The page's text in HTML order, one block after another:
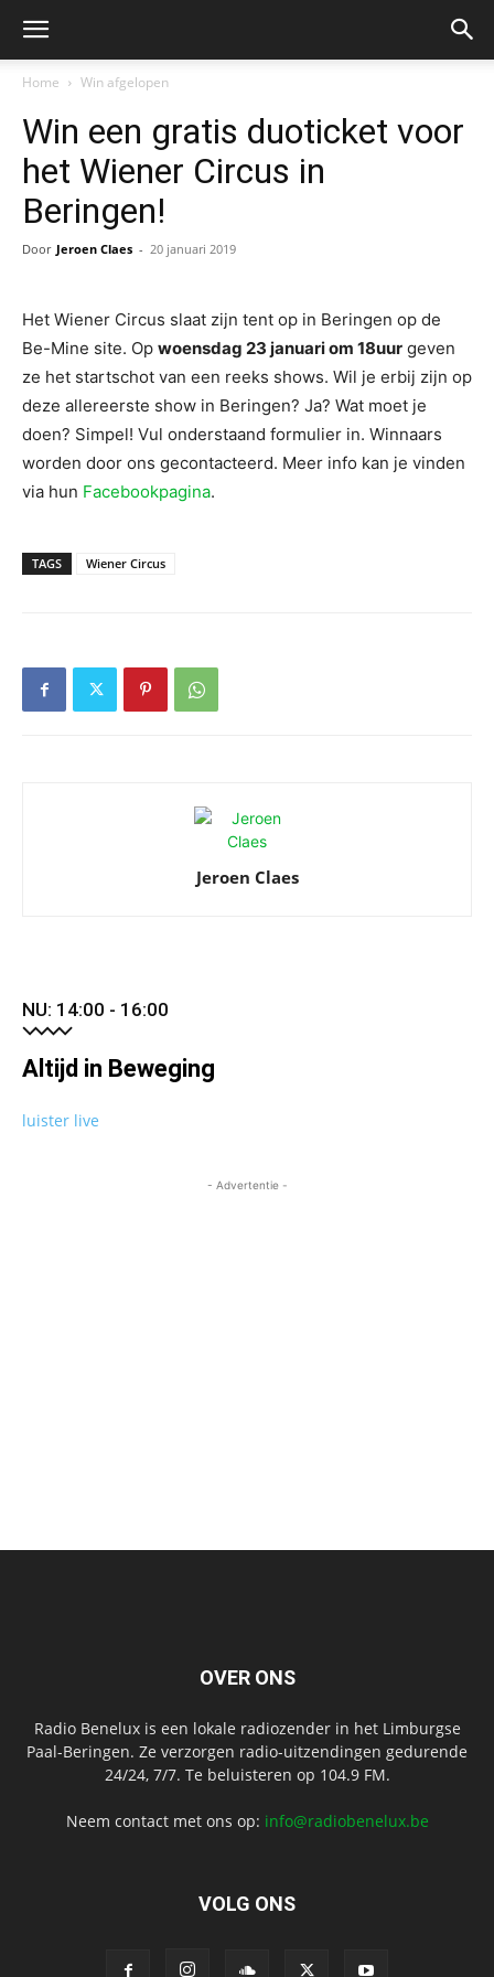
Home Win afgelopen
Win een gratis duoticket voor
het Wiener Circus in
Beringen!
Door Jeroen Claes - 20 januari 2019
Het Wiener Circus slaat zijn tent op in Beringen op de
Be-Mine site. Op woensdag 23 januari om 18uur geven
ze het startschot van een reeks shows. Wil je erbij zijn op
deze allereerste show in Beringen? Ja? Wat moet je
doen? Simpel! Vul onderstaand formulier in. Winnaars
worden door ons gecontacteerd. Meer info kan je vinden
via hun Facebookpagina.
TAGS Wiener Circus
Jeroen Claes
NU: 14:00 - 16:00
Altijd in Beweging
luister live
- Advertentie -
OVER ONS
Radio Benelux is een lokale radiozender in het Limburgse
Paal-Beringen. Ze verzorgen radio-uitzendingen gedurende
24/24, 7/7. Te beluisteren op 104.9 FM.
Neem contact met ons op: info@radiobenelux.be
VOLG ONS